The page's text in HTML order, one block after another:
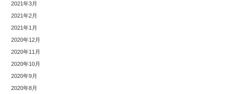
2021年3月
2021年2月
2021年1月
2020年12月
2020年11月
2020年10月
2020年9月
2020年8月